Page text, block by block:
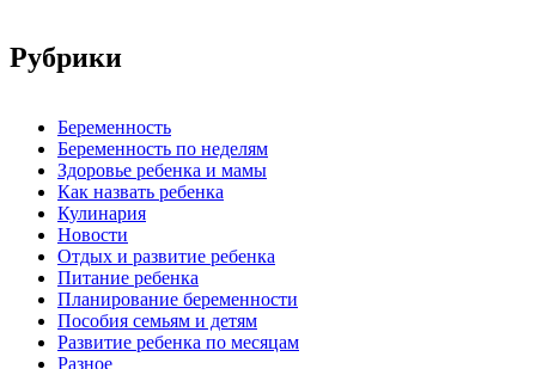
Рубрики
Беременность
Беременность по неделям
Здоровье ребенка и мамы
Как назвать ребенка
Кулинария
Новости
Отдых и развитие ребенка
Питание ребенка
Планирование беременности
Пособия семьям и детям
Развитие ребенка по месяцам
Разное